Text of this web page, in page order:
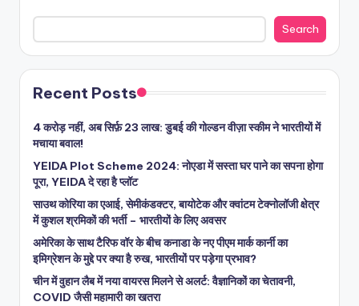
Search
Recent Posts
4 करोड़ नहीं, अब सिर्फ़ 23 लाख: डुबई की गोल्डन वीज़ा स्कीम ने भारतीयों में
मचाया बवाल!
YEIDA Plot Scheme 2024: नोएडा में सस्ता घर पाने का सपना होगा
पूरा, YEIDA दे रहा है प्लॉट
साउथ कोरिया का एआई, सेमीकंडक्टर, बायोटेक और क्वांटम टेक्नोलॉजी क्षेत्र
में कुशल श्रमिकों की भर्ती – भारतीयों के लिए अवसर
अमेरिका के साथ टैरिफ वॉर के बीच कनाडा के नए पीएम मार्क कार्नी का
इमिग्रेशन के मुद्दे पर क्या है रुख, भारतीयों पर पड़ेगा प्रभाव?
चीन में वुहान लैब में नया वायरस मिलने से अलर्ट: वैज्ञानिकों का चेतावनी,
COVID जैसी महामारी का खतरा